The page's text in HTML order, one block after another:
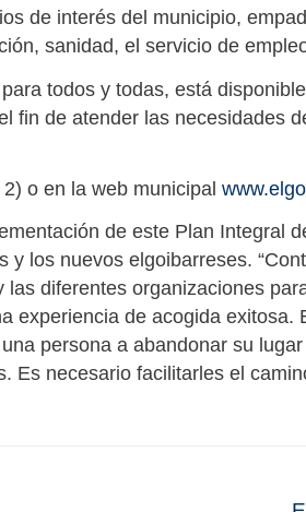
de interés del municipio,
sanidad, el servicio de
todos y todas, está
fin de atender las necesidades
o en la web municipal
de este Plan Integral
los nuevos elgoibarreses.
diferentes organizaciones
experiencia de acogida exitosa.
persona a abandonar su
Es necesario facilitarles el